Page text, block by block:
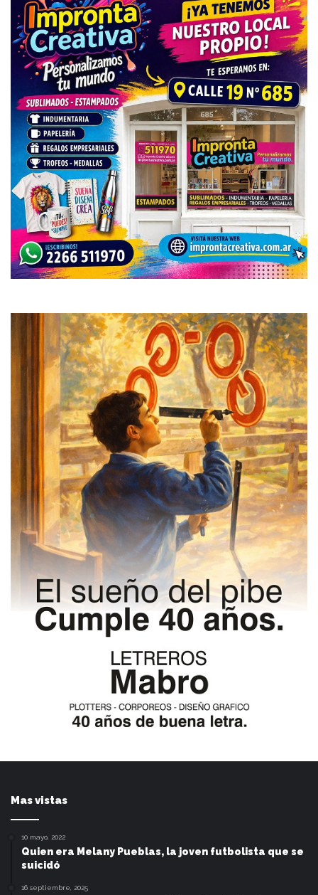
Mas vistas
10 mayo, 2022
Quien era Melany Pueblas, la joven futbolista que se
suicidó
16 septiembre, 2025